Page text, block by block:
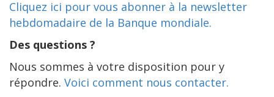
Cliquez ici pour vous abonner à la newsletter
hebdomadaire de la Banque mondiale.
Des questions ?
Nous sommes à votre disposition pour y
répondre. Voici comment nous contacter.